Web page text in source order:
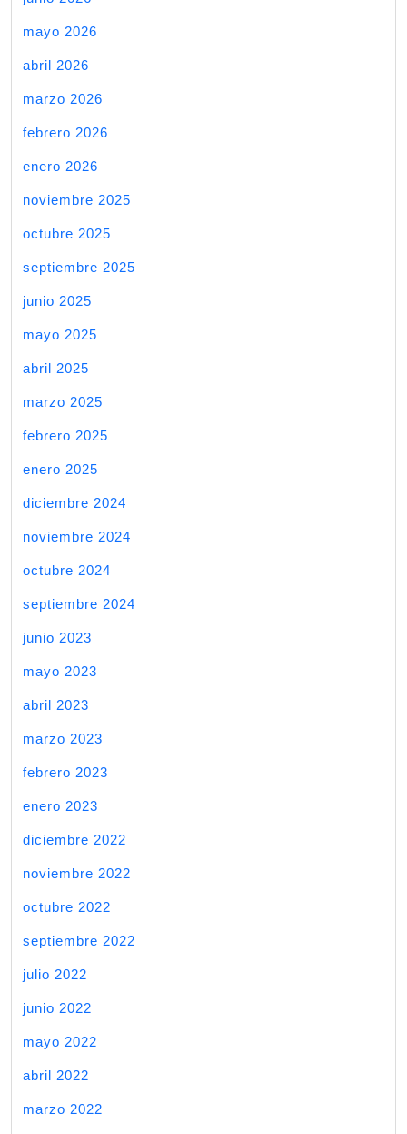
mayo 2026
abril 2026
marzo 2026
febrero 2026
enero 2026
noviembre 2025
octubre 2025
septiembre 2025
junio 2025
mayo 2025
abril 2025
marzo 2025
febrero 2025
enero 2025
diciembre 2024
noviembre 2024
octubre 2024
septiembre 2024
junio 2023
mayo 2023
abril 2023
marzo 2023
febrero 2023
enero 2023
diciembre 2022
noviembre 2022
octubre 2022
septiembre 2022
julio 2022
junio 2022
mayo 2022
abril 2022
marzo 2022